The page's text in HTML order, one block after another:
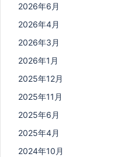
2026年6月
2026年4月
2026年3月
2026年1月
2025年12月
2025年11月
2025年6月
2025年4月
2024年10月